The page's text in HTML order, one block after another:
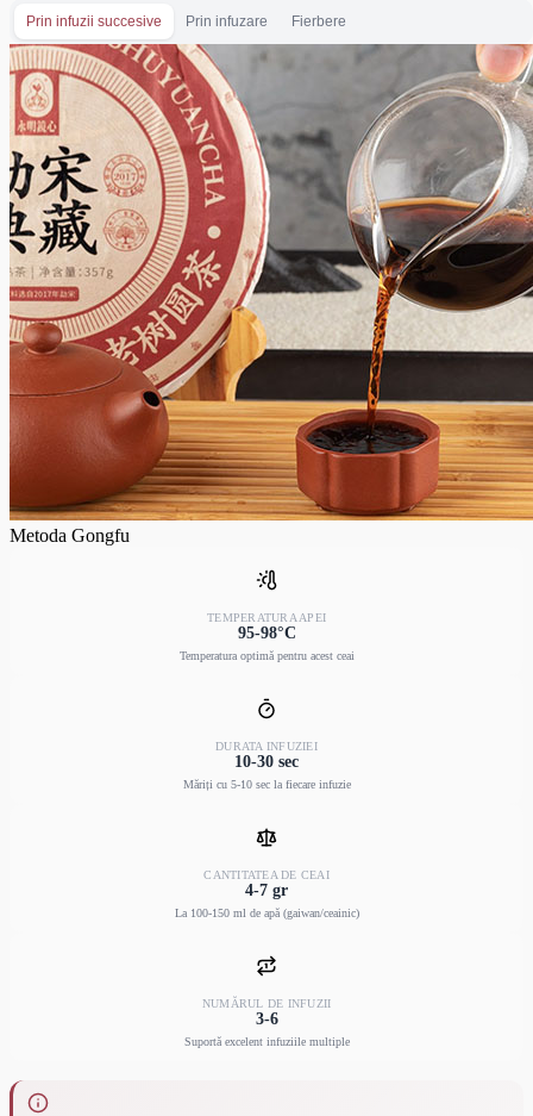
Prin infuzii succesive Prin infuzare Fierbere
Metoda Gongfu
TEMPERATURA APEI
95-98°C
Temperatura optimă pentru acest ceai
DURATA INFUZIEI
10-30 sec
Măriți cu 5-10 sec la fiecare infuzie
CANTITATEA DE CEAI
4-7 gr
La 100-150 ml de apă (gaiwan/ceainic)
NUMĂRUL DE INFUZII
3-6
Suportă excelent infuziile multiple